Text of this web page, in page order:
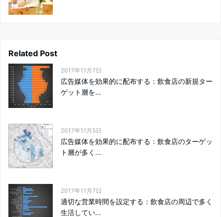
Related Post
2017年11月7日
広告媒体を効果的に配布する：飲食店の新規ター
ゲット層を...
2017年11月5日
広告媒体を効果的に配布する：飲食店のターゲッ
ト層が多く...
2017年11月7日
適切な営業時間を設定する：飲食店の周辺で多く
生活してい...